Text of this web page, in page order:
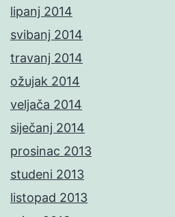
lipanj 2014
svibanj 2014
travanj 2014
ožujak 2014
veljača 2014
siječanj 2014
prosinac 2013
studeni 2013
listopad 2013